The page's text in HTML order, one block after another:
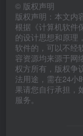
© 版权声明
版权声明：本文内
根据《计算机软件
的设计思想和原理
软件的，可以不经
容资源均来源于网
权方所有，版权争
法用途，需在24小
果请您自行承担，
服务。